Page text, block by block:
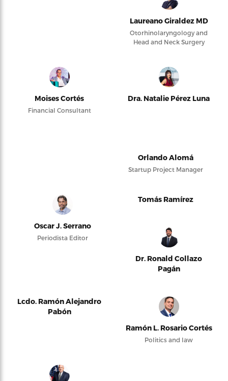
Laureano Giraldez MD
Otorhinolaryngology and
Head and Neck Surgery
Moises Cortés
Financial Consultant
Dra. Natalie Pérez Luna
Orlando Alomá
Startup Project Manager
Oscar J. Serrano
Periodista Editor
Tomás Ramírez
Dr. Ronald Collazo
Pagán
Lcdo. Ramón Alejandro
Pabón
Ramón L. Rosario Cortés
Politics and law